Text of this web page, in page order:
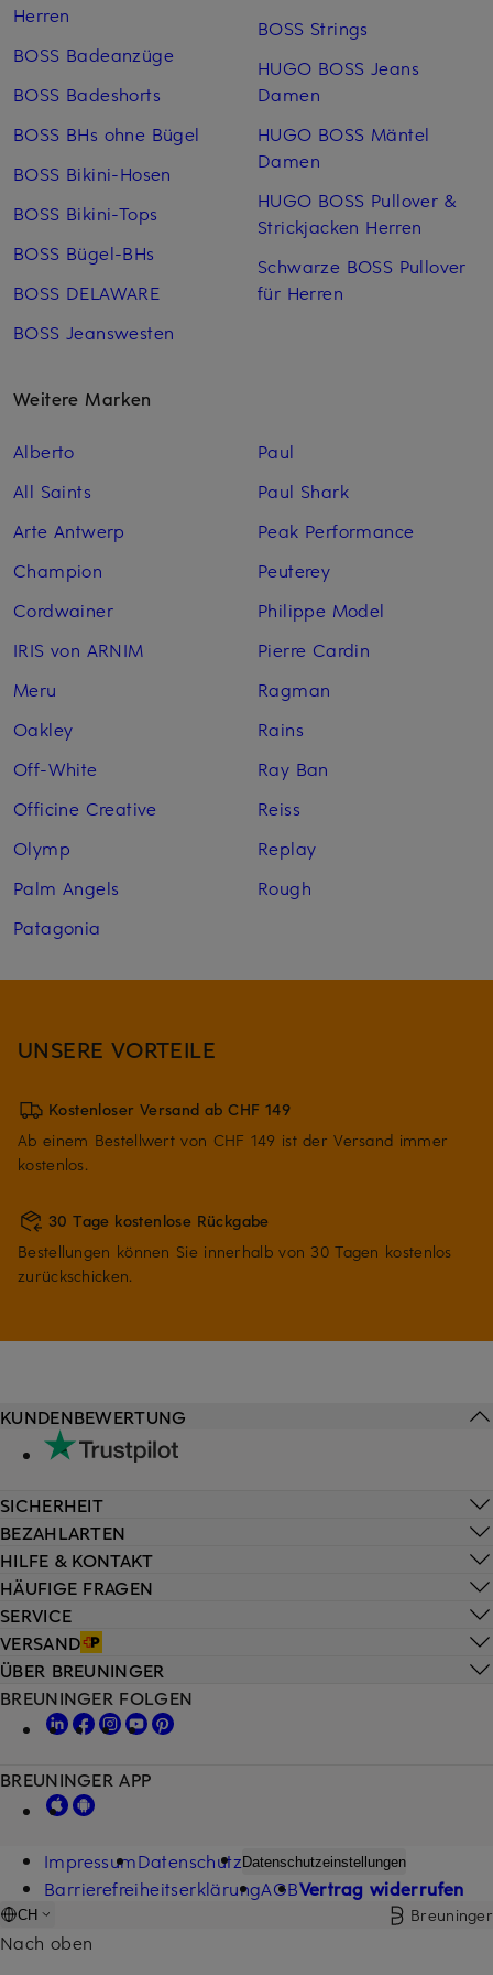
Herren
BOSS Badeanzüge
BOSS Badeshorts
BOSS BHs ohne Bügel
BOSS Bikini-Hosen
BOSS Bikini-Tops
BOSS Bügel-BHs
BOSS DELAWARE
BOSS Jeanswesten
BOSS Strings
HUGO BOSS Jeans
Damen
HUGO BOSS Mäntel
Damen
HUGO BOSS Pullover &
Strickjacken Herren
Schwarze BOSS Pullover
für Herren
Weitere Marken
Alberto
All Saints
Arte Antwerp
Champion
Cordwainer
IRIS von ARNIM
Meru
Oakley
Off-White
Officine Creative
Olymp
Palm Angels
Patagonia
Paul
Paul Shark
Peak Performance
Peuterey
Philippe Model
Pierre Cardin
Ragman
Rains
Ray Ban
Reiss
Replay
Rough
UNSERE VORTEILE
Kostenloser Versand ab CHF 149
Ab einem Bestellwert von CHF 149 ist der Versand immer
kostenlos.
30 Tage kostenlose Rückgabe
Bestellungen können Sie innerhalb von 30 Tagen kostenlos
zurückschicken.
HILFE & KONTAKT
HÄUFIGE FRAGEN
SERVICE
VERSAND
KUNDENBEWERTUNG
SICHERHEIT
BEZAHLARTEN
ÜBER BREUNINGER
BREUNINGER FOLGEN
BREUNINGER APP
ImpressumDatenschutzDatenschutzeinstellungen
BarrierefreiheitserklärungAGBVertrag widerrufen
CH Breuninger
Nach oben